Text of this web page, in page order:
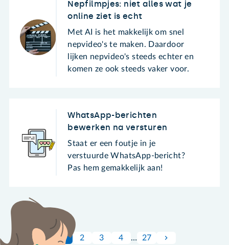
Nepfilmpjes: niet alles wat je
online ziet is echt
Met AI is het makkelijk om snel
nepvideo's te maken. Daardoor
lijken nepvideo's steeds echter en
komen ze ook steeds vaker voor.
WhatsApp-berichten
bewerken na versturen
Staat er een foutje in je
verstuurde WhatsApp-bericht?
Pas hem gemakkelijk aan!
1 2 3 4 … 27